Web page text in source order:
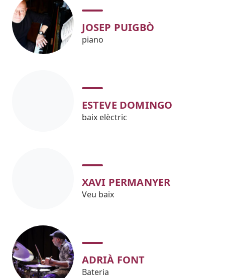
JOSEP PUIGBÒ
piano
ESTEVE DOMINGO
baix elèctric
XAVI PERMANYER
Veu baix
ADRIÀ FONT
Bateria